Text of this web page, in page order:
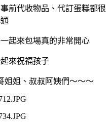
前代收物品、代訂蛋糕都很
起來包場真的非常開心
來祝福孩子
姐姐、叔叔阿姨們～～～